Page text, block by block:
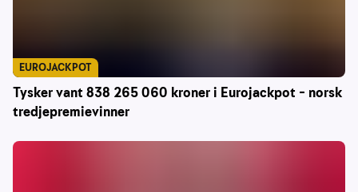
Tysker vant 838 265 060 kroner i Eurojackpot – norsk
tredjepremievinner
EUROJACKPOT